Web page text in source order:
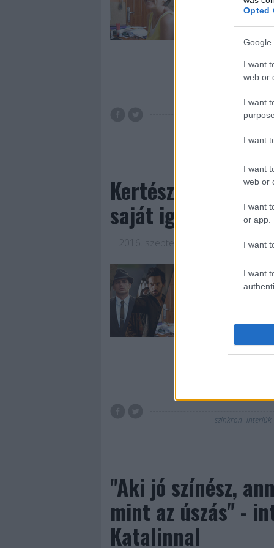
Opted
Google
I want
web or
I want
I want
I want
web or
I want
or app.
I want
I want
kedvenc
interjúk
Kertész Andrea:
saját igazáért"
2016. szeptember 09. Jasinka
A magyar
foglalkoznak, a
kedvenc
szinkron interjúk
"Aki jó színész,
mint az úszás" -
Katalinnal